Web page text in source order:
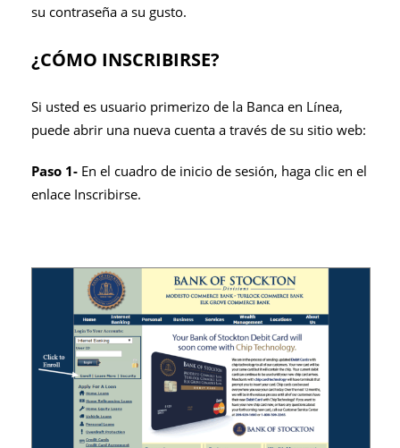
su contraseña a su gusto.
¿CÓMO INSCRIBIRSE?
Si usted es usuario primerizo de la Banca en Línea,
puede abrir una nueva cuenta a través de su sitio web:
Paso 1- En el cuadro de inicio de sesión, haga clic en el
enlace Inscribirse.